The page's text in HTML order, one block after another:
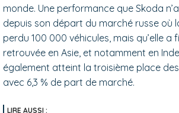
monde. Une performance que Skoda
depuis son départ du marché russe où
perdu 100 000 véhicules, mais qu’elle a
retrouvée en Asie, et notamment en
également atteint la troisième place
avec 6,3 % de part de marché.